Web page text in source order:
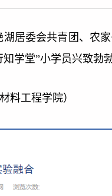
居委会共青团、农
学堂”小学员兴致勃
料工程学院）